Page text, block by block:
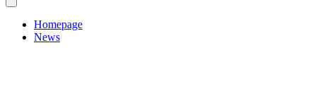
Homepage
News